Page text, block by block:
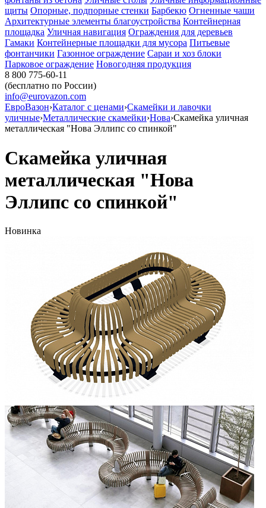
щиты Опорные, подпорные стенки Барбекю Огненные чаши
Архитектурные элементы благоустройства Контейнерная
площадка Уличная навигация Ограждения для деревьев
Гамаки Контейнерные площадки для мусора Питьевые
фонтанчики Газонное ограждение Сараи и хоз блоки
Парковое ограждение Новогодняя продукция
8 800 775-60-11
(бесплатно по России)
info@eurovazon.com
ЕвроВазон›Каталог с ценами›Скамейки и лавочки
уличные›Металлические скамейки›Нова›Скамейка уличная
металлическая "Нова Эллипс со спинкой"
Скамейка уличная
металлическая "Нова
Эллипс со спинкой"
Новинка